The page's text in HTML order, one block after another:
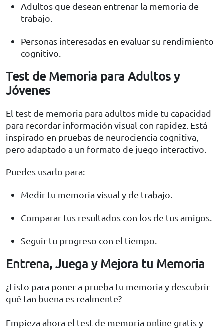
Adultos que desean entrenar la memoria de
trabajo.
Personas interesadas en evaluar su rendimiento
cognitivo.
Test de Memoria para Adultos y
Jóvenes
El test de memoria para adultos mide tu capacidad
para recordar información visual con rapidez. Está
inspirado en pruebas de neurociencia cognitiva,
pero adaptado a un formato de juego interactivo.
Puedes usarlo para:
Medir tu memoria visual y de trabajo.
Comparar tus resultados con los de tus amigos.
Seguir tu progreso con el tiempo.
Entrena, Juega y Mejora tu Memoria
¿Listo para poner a prueba tu memoria y descubrir
qué tan buena es realmente?
Empieza ahora el test de memoria online gratis y